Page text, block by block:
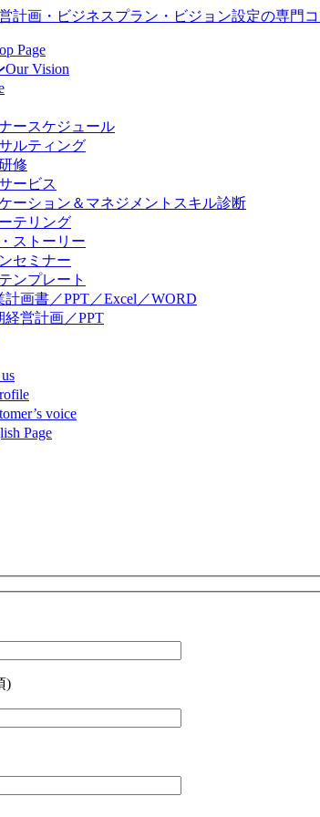
Page
Our Vision
ースケジュール
ルティング
修
ービス
ーション＆マネジメントスキル診断
テリング
ストーリー
セミナー
ンプレート
計画書／PPT／Excel／WORD
経営計画／PPT
voice
Page
)